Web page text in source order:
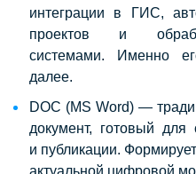
интеграции в ГИС,
проектов и
системами. Именно
далее.
DOC (MS Word) —
документ, готовый для
и публикации.
актуальной цифровой